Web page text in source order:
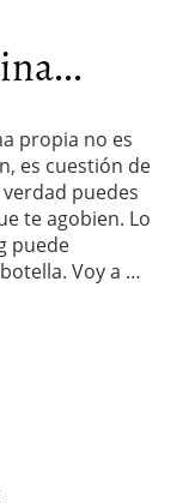
propia no es
es cuestión de
puedes
te agobien. Lo
puede
Voy a …